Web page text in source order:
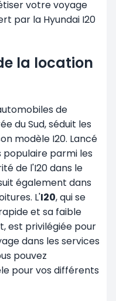
votre voyage
par la Hyundai I20
la location
de
du Sud, séduit les
modèle I20. Lancé
populaire parmi les
de l'I20 dans le
également dans
L'I20, qui se
et sa faible
est privilégiée pour
dans les services
pouvez
pour vos différents